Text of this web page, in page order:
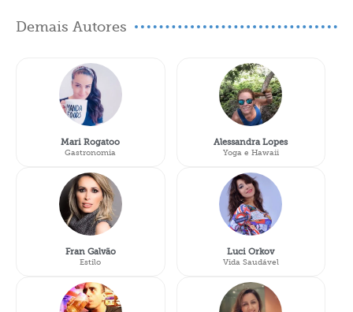
Demais Autores
Mari Rogatoo
Gastronomia
Fran Galvão
Estilo
Alessandra Lopes
Yoga e Hawaii
Luci Orkov
Vida Saudável